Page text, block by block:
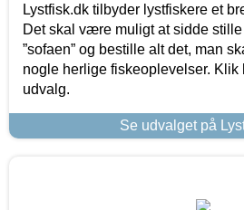
Lystfisk.dk tilbyder lystfiskere et
Det skal være muligt at sidde
”sofaen” og bestille alt det, man
nogle herlige fiskeoplevelser. Klik
udvalg.
Se udvalget på